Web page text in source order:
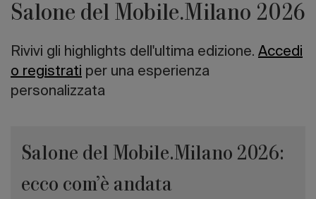
Salone del Mobile.Milano 2026
Rivivi gli highlights dell'ultima edizione. Accedi
o registrati per una esperienza
personalizzata
Salone del Mobile.Milano 2026:
ecco com’è andata